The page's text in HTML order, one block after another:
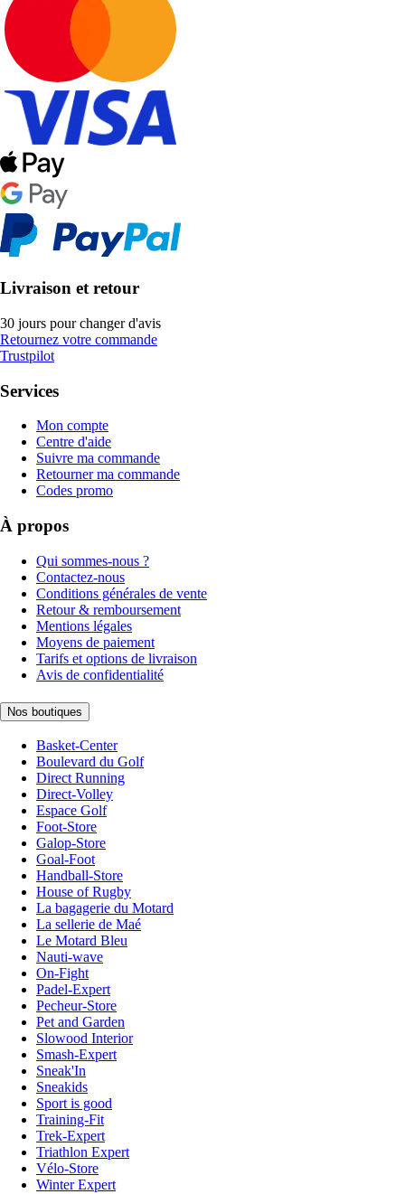
Livraison et retour
30 jours pour changer d'avis
Retournez votre commande
Trustpilot
Services
Mon compte
Centre d'aide
Suivre ma commande
Retourner ma commande
Codes promo
À propos
Qui sommes-nous ?
Contactez-nous
Conditions générales de vente
Retour & remboursement
Mentions légales
Moyens de paiement
Tarifs et options de livraison
Avis de confidentialité
Nos boutiques
Basket-Center
Boulevard du Golf
Direct Running
Direct-Volley
Espace Golf
Foot-Store
Galop-Store
Goal-Foot
Handball-Store
House of Rugby
La bagagerie du Motard
La sellerie de Maé
Le Motard Bleu
Nauti-wave
On-Fight
Padel-Expert
Pecheur-Store
Pet and Garden
Slowood Interior
Smash-Expert
Sneak'In
Sneakids
Sport is good
Training-Fit
Trek-Expert
Triathlon Expert
Vélo-Store
Winter Expert